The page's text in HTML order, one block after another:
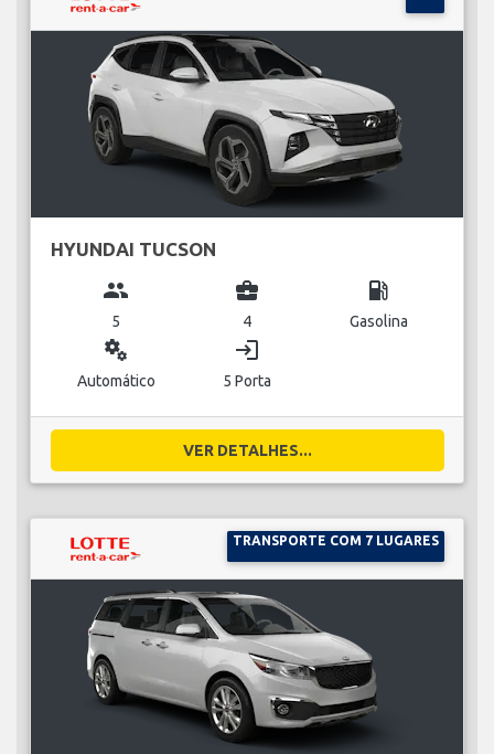
HYUNDAI TUCSON
group
5
business_center
4
local_gas_station
Gasolina
miscellaneous_services
Automático
login
5 Porta
VER DETALHES...
TRANSPORTE COM 7 LUGARES